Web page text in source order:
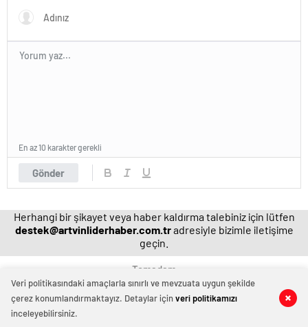
0 0
Gönder
En az 10 karakter gerekli
Herhangi bir şikayet veya haber kaldırma talebiniz için lütfen
destek@artvinliderhaber.com.tradresiyle bizimle iletişime
geçin.
Temadam
Veri politikasındaki amaçlarla sınırlı ve mevzuata uygun şekilde
çerez konumlandırmaktayız. Detaylar içinveri politikamızı
inceleyebilirsiniz.